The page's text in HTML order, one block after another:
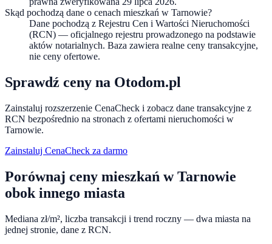
Skąd pochodzą dane o cenach mieszkań w Tarnowie?
Dane pochodzą z Rejestru Cen i Wartości Nieruchomości
(RCN) — oficjalnego rejestru prowadzonego na podstawie
aktów notarialnych. Baza zawiera realne ceny transakcyjne,
nie ceny ofertowe.
Sprawdź ceny na Otodom.pl
Zainstaluj rozszerzenie CenaCheck i zobacz dane transakcyjne z
RCN bezpośrednio na stronach z ofertami nieruchomości w
Tarnowie.
Zainstaluj CenaCheck za darmo
Porównaj ceny mieszkań wTarnowie
obok innego miasta
Mediana zł/m², liczba transakcji i trend roczny — dwa miasta na
jednej stronie, dane z RCN.